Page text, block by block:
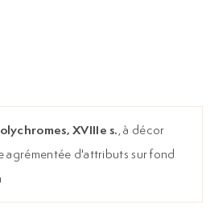
XVIIIe s., à décor
agrémentée d'attributs sur fond